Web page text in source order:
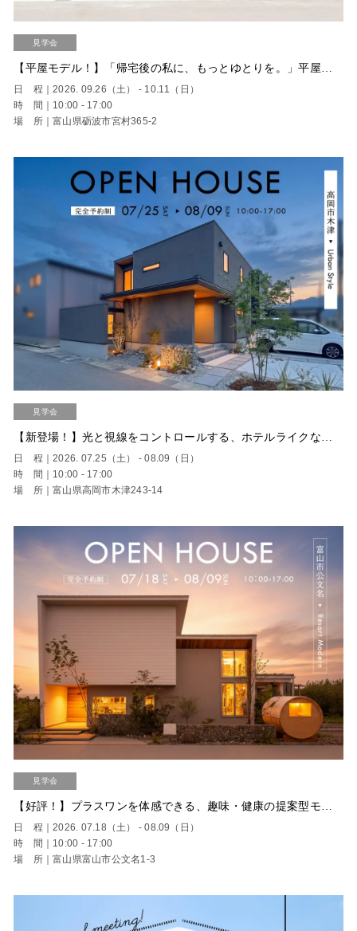
見学会
日 程｜2026. 09.26（土） - 10.11（日）
時 間｜10:00 - 17:00
場 所｜富山県砺波市宮村365-2
見学会
日 程｜2026. 07.25（土） - 08.09（日）
時 間｜10:00 - 17:00
場 所｜富山県高岡市木津243-14
見学会
日 程｜2026. 07.18（土） - 08.09（日）
時 間｜10:00 - 17:00
場 所｜富山県富山市公文名1-3